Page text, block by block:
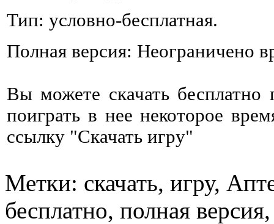
Тип: условно-бесплатная.
Полная версия: Неограничено
Вы можете скачать
поиграть в нее некоторое
ссылку "Скачать игру"
Метки: скачать, игру,
бесплатно, полная